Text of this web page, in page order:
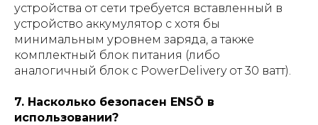
устройства от сети требуется вставленный в
устройство аккумулятор с хотя бы
минимальным уровнем заряда, а также
комплектный блок питания (либо
аналогичный блок с PowerDelivery от 30 ватт).
7. Насколько безопасен ENSŌ в
использовании?